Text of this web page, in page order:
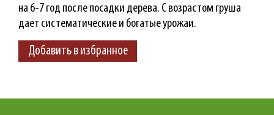
на 6-7 год после посадки дерева. С возрастом груша
дает систематические и богатые урожаи.
Добавить в избранное